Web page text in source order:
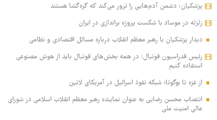
پزشکیان: دشمن آدم‌هایی را ترور می‌کند که گره‌گشا هستند
زلزله در موساد با شکست پروژه براندازی در ایران
دیدار پزشکیان با رهبر معظم انقلاب درباره مسائل اقتصادی و نظامی
رئیس فدراسیون فوتبال: در همه بخش‌های فوتبال باید از هوش مصنوعی
استفاده کنیم
از غزه تا بوگوتا؛ شبکه نفوذ اسرائیل در آمریکای لاتین
انتصاب محسن رضایی به عنوان نماینده رهبر معظم انقلاب اسلامی در شورای
عالی امنیت ملی